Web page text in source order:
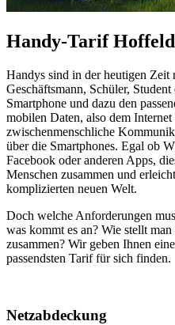
Handy-Tarif Hoffeld
Handys sind in der heutigen Zeit
Geschäftsmann, Schüler,
Smartphone und dazu den
mobilen Daten, also dem
zwischenmenschliche
über die Smartphones. Egal ob
Facebook oder anderen Apps,
Menschen zusammen und
komplizierten neuen Welt.
Doch welche Anforderungen
was kommt es an? Wie stellt
zusammen? Wir geben Ihnen
passendsten Tarif für sich finden.
Netzabdeckung